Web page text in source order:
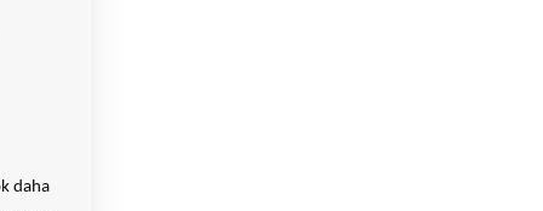
daha